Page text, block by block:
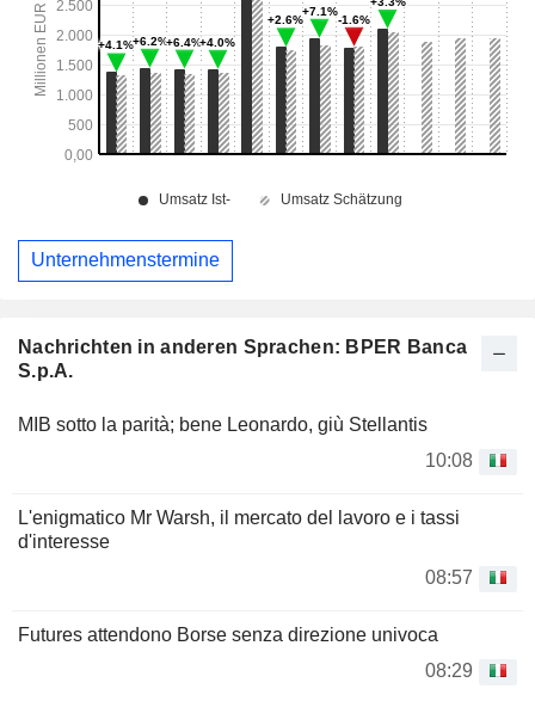
Nachrichten in anderen Sprachen: BPER Banca
S.p.A.
MIB sotto la parità; bene Leonardo, giù Stellantis
10:08
L'enigmatico Mr Warsh, il mercato del lavoro e i tassi
d'interesse
08:57
Futures attendono Borse senza direzione univoca
08:29
Unternehmenstermine